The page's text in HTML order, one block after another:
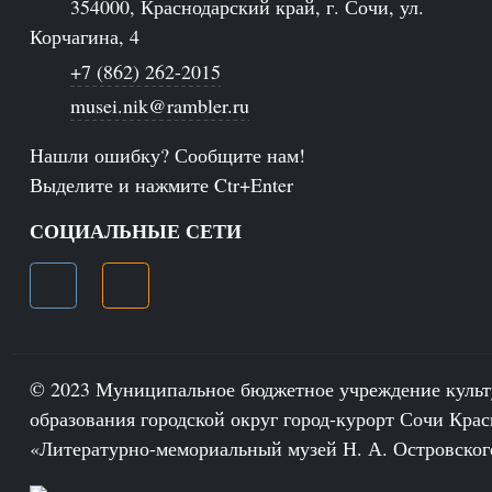
354000, Краснодарский край, г. Сочи, ул.
Корчагина, 4
+7 (862) 262-2015
musei.nik@rambler.ru
Нашли ошибку? Сообщите нам!
Выделите и нажмите Ctr+Enter
СОЦИАЛЬНЫЕ СЕТИ
© 2023 Муниципальное бюджетное учреждение
образования городской округ город-курорт Сочи
«Литературно-мемориальный музей Н. А.